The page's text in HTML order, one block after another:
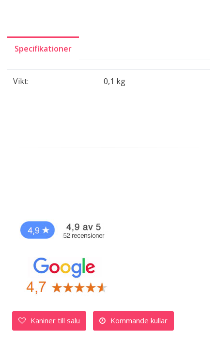
Specifikationer
Vikt: 0,1 kg
Kaniner till salu Kommande kullar